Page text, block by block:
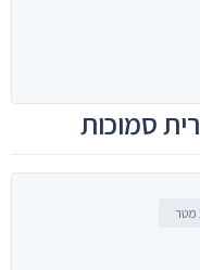
סמוכות